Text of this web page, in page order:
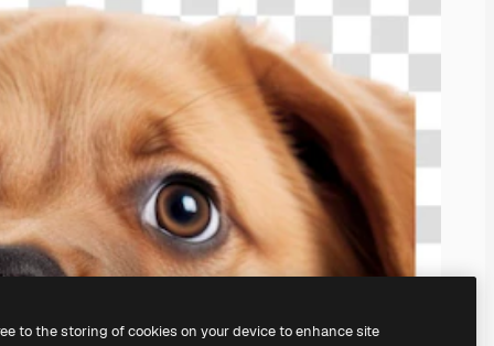
KI-Bildgeneratorerstellen.
to the storing of cookies on your device to enhance site